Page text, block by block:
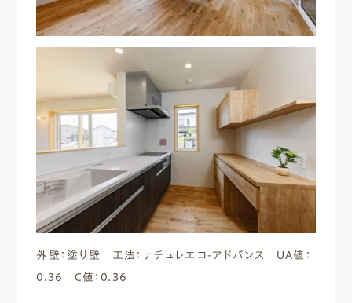
外壁：塗り壁 工法：ナチュレエコ-アドバンス UA値：
0.36 C値：0.36